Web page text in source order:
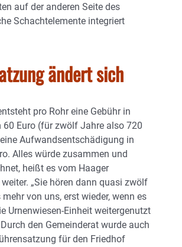
auf der anderen Seite des
Schachtelemente integriert
ändert sich
pro Rohr eine Gebühr in
60 Euro (für zwölf Jahre also 720
Aufwandsentschädigung in
Alles würde zusammen und
heißt es vom Haager
„Sie hören dann quasi zwölf
von uns, erst wieder, wenn es
Urnenwiesen-Einheit weitergenutzt
den Gemeinderat wurde auch
für den Friedhof